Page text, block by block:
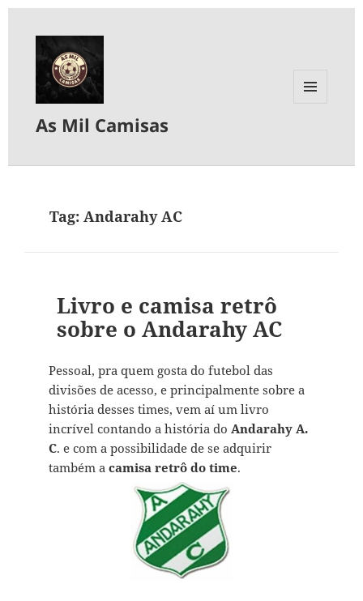
As Mil Camisas
Tag:Andarahy AC
Livro e camisa retrô
sobre o Andarahy AC
Pessoal, pra quem gosta do futebol das
divisões de acesso, e principalmente sobre a
história desses times, vem aí um livro
incrível contando a história do Andarahy A.
C. e com a possibilidade de se adquirir
também a camisa retrô do time.